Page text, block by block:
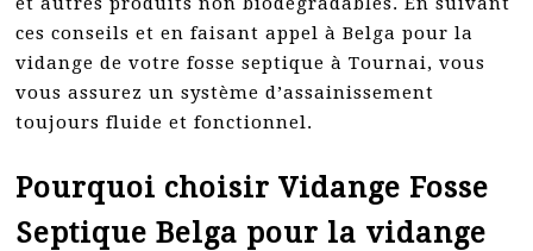
ces conseils et en faisant appel à Belga pour la
vidange de votre fosse septique à Tournai, vous
vous assurez un système d’assainissement
toujours fluide et fonctionnel.
Pourquoi choisir Vidange Fosse
Septique Belga pour la vidange